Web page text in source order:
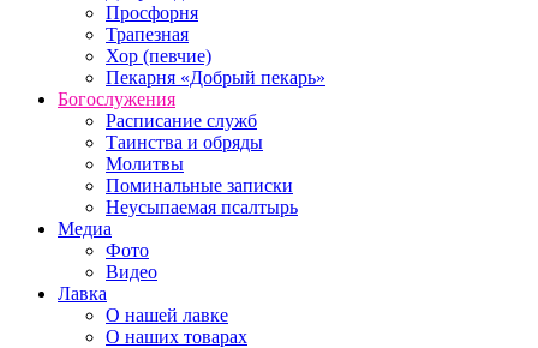
Просфорня
Трапезная
Хор (певчие)
Пекарня «Добрый пекарь»
Богослужения
Расписание служб
Таинства и обряды
Молитвы
Поминальные записки
Неусыпаемая псалтырь
Медиа
Фото
Видео
Лавка
О нашей лавке
О наших товарах